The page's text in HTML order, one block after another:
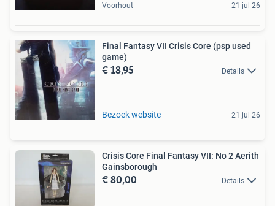
Voorhout 21 jul 26
Final Fantasy VII Crisis Core (psp used
game)
€ 18,95 Details
Bezoek website 21 jul 26
Crisis Core Final Fantasy VII: No 2 Aerith
Gainsborough
€ 80,00 Details